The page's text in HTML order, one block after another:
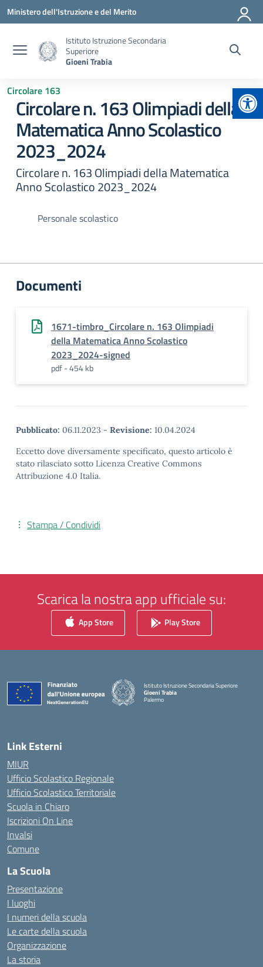
Vai ai contenuti
Vai al menu di navigazione
Vai al footer
Ministero dell'Istruzione e del Merito
Istituto Istruzione Secondaria
Superiore
Gioeni Trabia
Circolare 163
Circolare n. 163 Olimpiadi della
Matematica Anno Scolastico
2023_2024
Circolare n. 163 Olimpiadi della Matematica
Anno Scolastico 2023_2024
Personale scolastico
Documenti
1671-timbro_Circolare n. 163 Olimpiadi
della Matematica Anno Scolastico
2023_2024-signed
pdf - 454 kb
Pubblicato: 06.11.2023 - Revisione: 10.04.2024
Eccetto dove diversamente specificato, questo articolo è
stato rilasciato sotto Licenza Creative Commons
Attribuzione 4.0 Italia.
Stampa / Condividi
Scarica la nostra app ufficiale su:
App Store Play Store
Istituto Istruzione Secondaria Superiore
Gioeni Trabia
Palermo
Link Esterni
MIUR
Ufficio Scolastico Regionale
Ufficio Scolastico Territoriale
Scuola in Chiaro
Iscrizioni On Line
Invalsi
Comune
La Scuola
Presentazione
I luoghi
I numeri della scuola
Le carte della scuola
Organizzazione
La storia